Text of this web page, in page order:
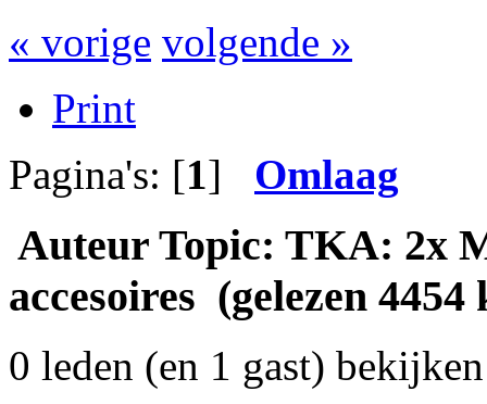
« vorige volgende »
Print
Pagina's: [1] Omlaag
Auteur Topic: TKA: 2x
accesoires (gelezen 4454
0 leden (en 1 gast)